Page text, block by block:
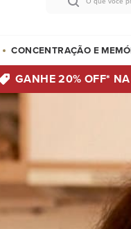
CONCENTRAÇÃO E
GANHE 20% OFF*